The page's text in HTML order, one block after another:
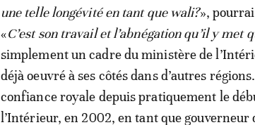
une telle longévité en tant que wali?»,
«C’est son travail et l’abnégation qu’il y
simplement un cadre du ministère de
déjà oeuvré à ses côtés dans d’autres
confiance royale depuis pratiquement le
l’Intérieur, en 2002, en tant que gouverneur